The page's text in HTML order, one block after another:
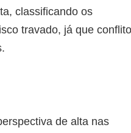
classificando os
travado, já que
de alta nas